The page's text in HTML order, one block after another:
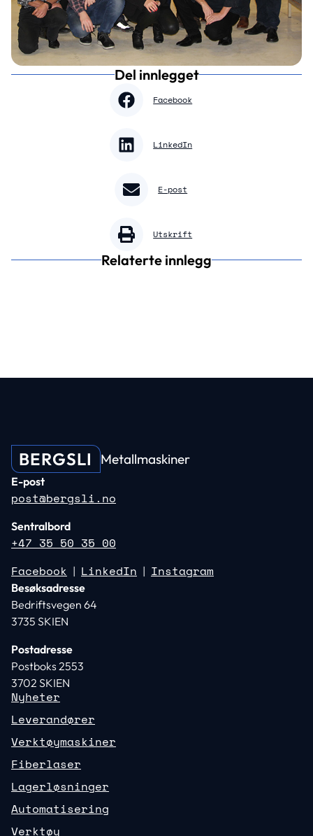
Del innlegget
Facebook
LinkedIn
E-post
Utskrift
Relaterte innlegg
BERGSLI Metallmaskiner
E-post
post@bergsli.no
Sentralbord
+47 35 50 35 00
Facebook | LinkedIn | Instagram
Besøksadresse
Bedriftsvegen 64
3735 SKIEN
Postadresse
Postboks 2553
3702 SKIEN
Nyheter
Leverandører
Verktøymaskiner
Fiberlaser
Lagerløsninger
Automatisering
Verktøy